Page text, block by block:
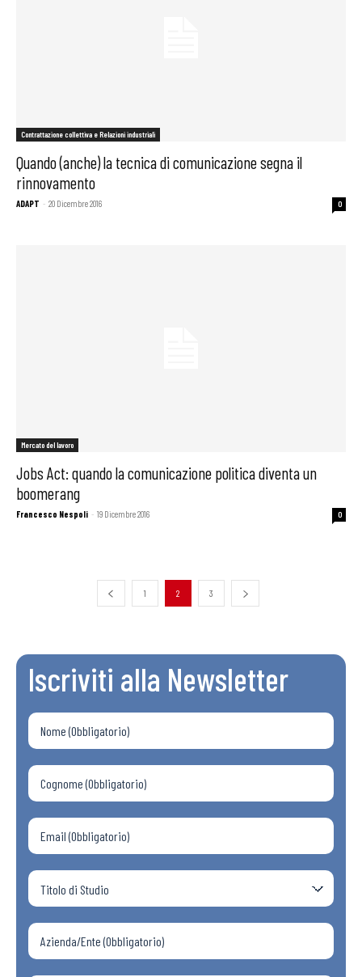
Contrattazione collettiva e Relazioni industriali
Quando (anche) la tecnica di comunicazione segna il
rinnovamento
ADAPT - 20 Dicembre 2016 0
Mercato del lavoro
Jobs Act: quando la comunicazione politica diventa un
boomerang
Francesco Nespoli - 19 Dicembre 2016 0
1 2 3
Iscriviti alla Newsletter